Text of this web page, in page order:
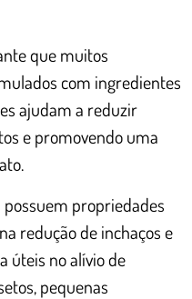
que muitos
com ingredientes
ajudam a reduzir
e promovendo uma
propriedades
redução de inchaços e
úteis no alívio de
pequenas